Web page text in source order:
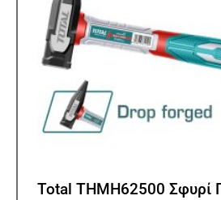
Total THMH62500 Σφυρί